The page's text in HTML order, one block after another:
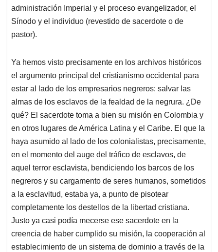
administración Imperial y el proceso evangelizador, el
Sínodo y el individuo (revestido de sacerdote o de
pastor).
Ya hemos visto precisamente en los archivos históricos
el argumento principal del cristianismo occidental para
estar al lado de los empresarios negreros: salvar las
almas de los esclavos de la fealdad de la negrura. ¿De
qué? El sacerdote toma a bien su misión en Colombia y
en otros lugares de América Latina y el Caribe. El que la
haya asumido al lado de los colonialistas, precisamente,
en el momento del auge del tráfico de esclavos, de
aquel terror esclavista, bendiciendo los barcos de los
negreros y su cargamento de seres humanos, sometidos
a la esclavitud, estaba ya, a punto de pisotear
completamente los destellos de la libertad cristiana.
Justo ya casi podía mecerse ese sacerdote en la
creencia de haber cumplido su misión, la cooperación al
establecimiento de un sistema de dominio a través de la